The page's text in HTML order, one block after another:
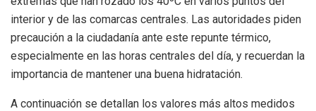
interior y de las comarcas centrales. Las autoridades piden
precaución a la ciudadanía ante este repunte térmico,
especialmente en las horas centrales del día, y recuerdan la
importancia de mantener una buena hidratación.
A continuación se detallan los valores más altos medidos